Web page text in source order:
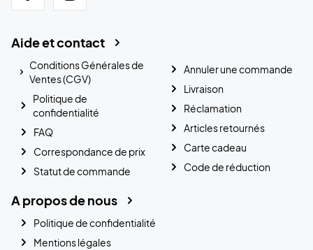
Aide et contact
Conditions Générales de
Ventes (CGV)
Politique de
confidentialité
FAQ
Correspondance de prix
Statut de commande
Annuler une commande
Livraison
Réclamation
Articles retournés
Carte cadeau
Code de réduction
A propos de nous
Politique de confidentialité
Mentions légales